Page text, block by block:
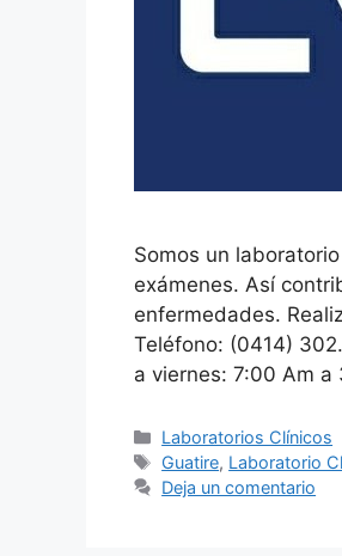
Somos un
exámenes. Así
enfermedades.
Teléfono: (0414)
a viernes: 7:00 Am
Laboratorios Clínicos
Guatire, Laboratorio
Deja un comentario